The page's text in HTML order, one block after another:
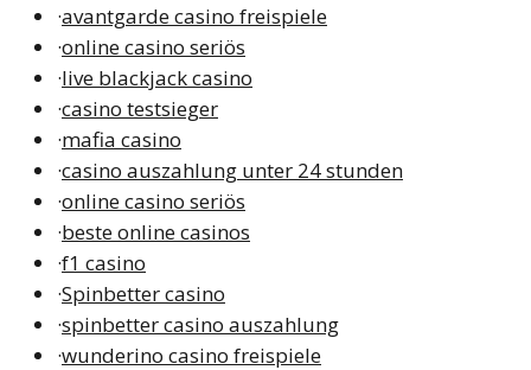
·avantgarde casino freispiele
·online casino seriös
·live blackjack casino
·casino testsieger
·mafia casino
·casino auszahlung unter 24 stunden
·online casino seriös
·beste online casinos
·f1 casino
·Spinbetter casino
·spinbetter casino auszahlung
·wunderino casino freispiele